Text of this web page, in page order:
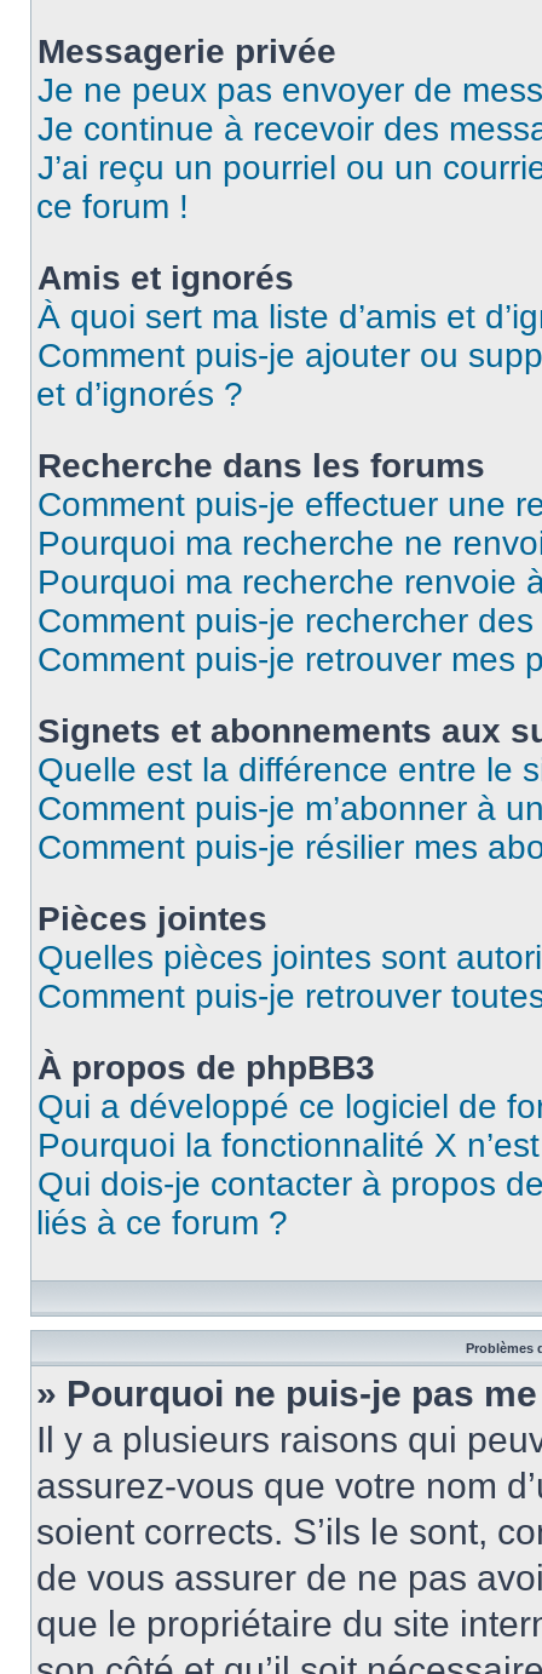
Messagerie privée
Je ne peux pas envoyer de
Je continue à recevoir des
J’ai reçu un pourriel ou un
ce forum !
Amis et ignorés
À quoi sert ma liste d’amis et
Comment puis-je ajouter ou
et d’ignorés ?
Recherche dans les forums
Comment puis-je effectuer une
Pourquoi ma recherche ne
Pourquoi ma recherche renvoie
Comment puis-je rechercher
Comment puis-je retrouver mes
Signets et abonnements aux
Quelle est la différence entre le
Comment puis-je m’abonner à
Comment puis-je résilier mes
Pièces jointes
Quelles pièces jointes sont
Comment puis-je retrouver
À propos de phpBB3
Qui a développé ce logiciel de
Pourquoi la fonctionnalité X
Qui dois-je contacter à propos
liés à ce forum ?
Problèmes
» Pourquoi ne puis-je pas
Il y a plusieurs raisons qui
assurez-vous que votre nom
soient corrects. S’ils le sont,
de vous assurer de ne pas
que le propriétaire du site